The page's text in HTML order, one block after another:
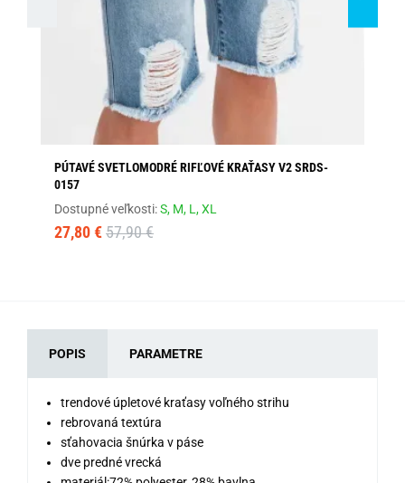
PÚTAVÉ SVETLOMODRÉ RIFĽOVÉ KRAŤASY V2 SRDS-
0157
Dostupné veľkosti:S, M, L,XL
27,80 € 57,90 €
POPIS PARAMETRE
trendové úpletové kraťasy voľného strihu
rebrovaná textúra
sťahovacia šnúrka v páse
dve predné vrecká